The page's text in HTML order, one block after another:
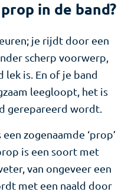
in de band?
je rijdt door een
scherp voorwerp,
lek is. En of je band
leegloopt, het is
gerepareerd wordt.
zogenaamde ‘prop’
is een soort met
van ongeveer een
met een naald door